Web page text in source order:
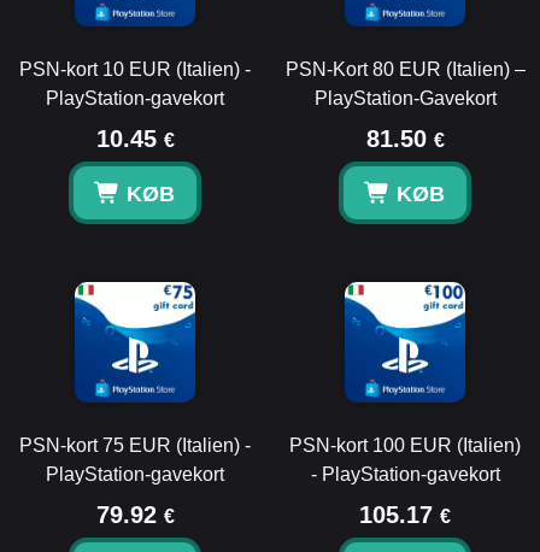
PSN-kort 10 EUR (Italien) -
PlayStation-gavekort
10.45 €
KØB
PSN-Kort 80 EUR (Italien) –
PlayStation-Gavekort
81.50 €
KØB
PSN-kort 75 EUR (Italien) -
PlayStation-gavekort
79.92 €
PSN-kort 100 EUR (Italien)
- PlayStation-gavekort
105.17 €